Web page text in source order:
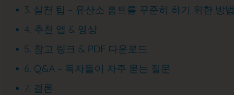
3. 실천 팁 – 유산소 홈트를 꾸준히 하기 위한 방법
4. 추천 앱 & 영상
5. 참고 링크 & PDF 다운로드
6. Q&A – 독자들이 자주 묻는 질문
7. 결론